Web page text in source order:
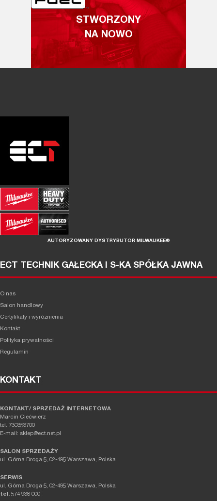
STWORZONY
NA NOWO
AUTORYZOWANY DYSTRYBUTOR MILWAUKEE®
ECT TECHNIK GAŁECKA I S-KA SPÓŁKA JAWNA
O nas
Salon handlowy
Certyfikaty i wyróżnienia
Kontakt
Polityka prywatności
Regulamin
KONTAKT
KONTAKT/ SPRZEDAŻ INTERNETOWA
Marcin Ciećwierz
tel. 730353700
E-mail: sklep@ect.net.pl
SALON SPRZEDAŻY
ul. Górna Droga 5, 02-495 Warszawa, Polska
SERWIS
ul. Górna Droga 5, 02-495 Warszawa, Polska
tel. 574 938 000